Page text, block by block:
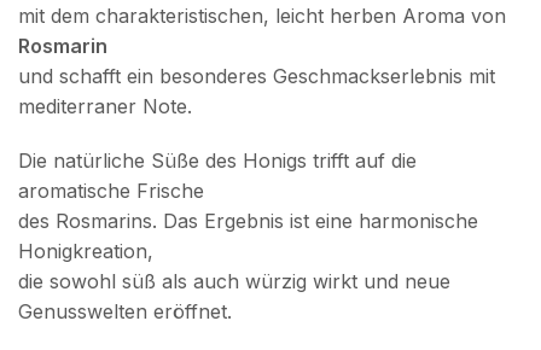
mit dem charakteristischen, leicht herben Aroma von
Rosmarin
und schafft ein besonderes Geschmackserlebnis mit
mediterraner Note.
Die natürliche Süße des Honigs trifft auf die
aromatische Frische
des Rosmarins. Das Ergebnis ist eine harmonische
Honigkreation,
die sowohl süß als auch würzig wirkt und neue
Genusswelten eröffnet.